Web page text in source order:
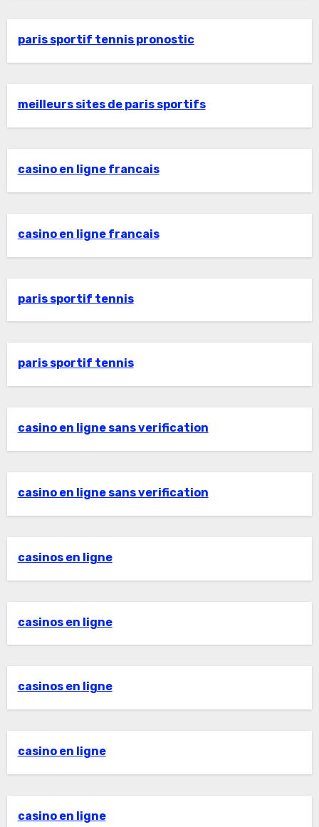
paris sportif tennis pronostic
meilleurs sites de paris sportifs
casino en ligne francais
casino en ligne francais
paris sportif tennis
paris sportif tennis
casino en ligne sans verification
casino en ligne sans verification
casinos en ligne
casinos en ligne
casinos en ligne
casino en ligne
casino en ligne